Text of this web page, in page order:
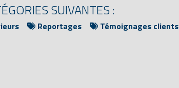
SUIVANTES :
Reportages
Témoignages clients